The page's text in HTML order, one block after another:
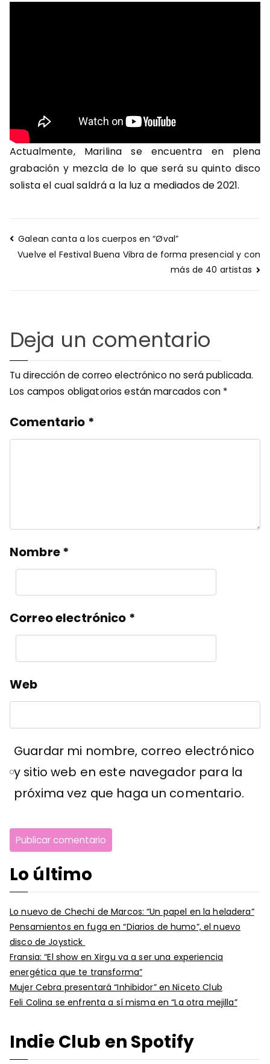
Actualmente, Marilina se encuentra en plena
grabación y mezcla de lo que será su quinto disco
solista el cual saldrá a la luz a mediados de 2021.
Navegación
de
Galean canta a los cuerpos en “Øval”
Vuelve el Festival Buena Vibra de forma presencial y con
más de 40 artistas
Deja un comentario
Tu dirección de correo electrónico no será publicada.
Los campos obligatorios están marcados con *
Comentario *
Nombre*
Correo electrónico *
Web
Guardar mi nombre, correo electrónico
y sitio web en este navegador para la
próxima vez que haga un comentario.
Lo último
Lo nuevo de Chechi de Marcos: “Un papel en la heladera”
Pensamientos en fuga en “Diarios de humo”, el nuevo
disco de Joystick
Fransia: “El show en Xirgu va a ser una experiencia
energética que te transforma”
Mujer Cebra presentará “Inhibidor” en Niceto Club
Feli Colina se enfrenta a sí misma en “La otra mejilla”
Indie Club en Spotify